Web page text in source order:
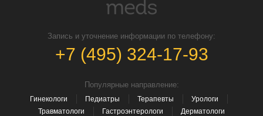
Запись и уточнение информации по телефону:
+7 (495) 324-17-93
Популярные направление:
Гинекологи Педиатры Терапевты
Урологи
Травматологи
Гастроэнтерологи Дерматологи